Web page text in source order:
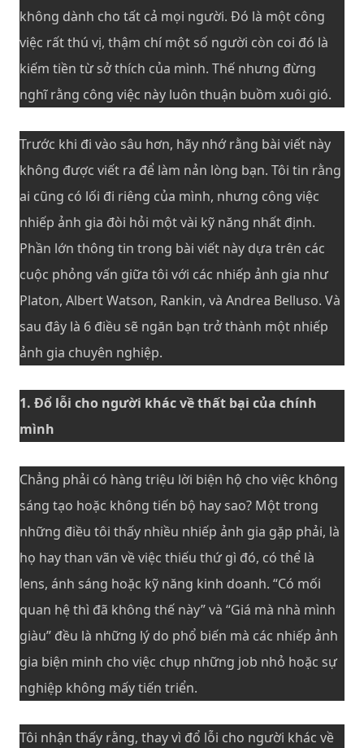
không dành cho tất cả mọi người. Đó là một công
việc rất thú vị, thậm chí một số người còn coi đó là
kiếm tiền từ sở thích của mình. Thế nhưng đừng
nghĩ rằng công việc này luôn thuận buồm xuôi gió.
Trước khi đi vào sâu hơn, hãy nhớ rằng bài viết này
không được viết ra để làm nản lòng bạn. Tôi tin rằng
ai cũng có lối đi riêng của mình, nhưng công việc
nhiếp ảnh gia đòi hỏi một vài kỹ năng nhất định.
Phần lớn thông tin trong bài viết này dựa trên các
cuộc phỏng vấn giữa tôi với các nhiếp ảnh gia như
Platon, Albert Watson, Rankin, và Andrea Belluso. Và
sau đây là 6 điều sẽ ngăn bạn trở thành một nhiếp
ảnh gia chuyên nghiệp.
1. Đổ lỗi cho người khác về thất bại của chính
mình
Chẳng phải có hàng triệu lời biện hộ cho việc không
sáng tạo hoặc không tiến bộ hay sao? Một trong
những điều tôi thấy nhiều nhiếp ảnh gia gặp phải, là
họ hay than vãn về việc thiếu thứ gì đó, có thể là
lens, ánh sáng hoặc kỹ năng kinh doanh. “Có mối
quan hệ thì đã không thế này” và “Giá mà nhà mình
giàu” đều là những lý do phổ biến mà các nhiếp ảnh
gia biện minh cho việc chụp những job nhỏ hoặc sự
nghiệp không mấy tiến triển.
Tôi nhận thấy rằng, thay vì đổ lỗi cho người khác về